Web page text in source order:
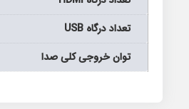
تعداد درگاه USB
توان خروجی کلی صدا